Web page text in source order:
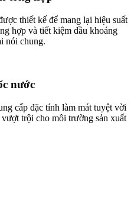
thiết kế để mang lại hiệu suất
hợp và tiết kiệm dầu khoáng
nói chung.
nước
cấp đặc tính làm mát tuyệt vời
trội cho môi trường sản xuất